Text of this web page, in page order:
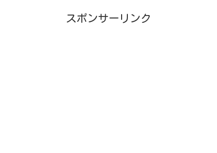
スポンサーリンク